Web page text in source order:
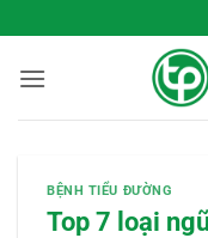
qua
nội
BỆNH TIỂU ĐƯỜNG
Top 7 loại